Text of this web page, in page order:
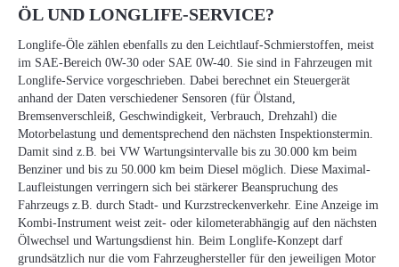
ÖL UND LONGLIFE-SERVICE?
Longlife-Öle zählen ebenfalls zu den Leichtlauf-Schmierstoffen, meist
im SAE-Bereich 0W-30 oder SAE 0W-40. Sie sind in Fahrzeugen mit
Longlife-Service vorgeschrieben. Dabei berechnet ein Steuergerät
anhand der Daten verschiedener Sensoren (für Ölstand,
Bremsenverschleiß, Geschwindigkeit, Verbrauch, Drehzahl) die
Motorbelastung und dementsprechend den nächsten Inspektionstermin.
Damit sind z.B. bei VW Wartungsintervalle bis zu 30.000 km beim
Benziner und bis zu 50.000 km beim Diesel möglich. Diese Maximal-
Laufleistungen verringern sich bei stärkerer Beanspruchung des
Fahrzeugs z.B. durch Stadt- und Kurzstreckenverkehr. Eine Anzeige im
Kombi-Instrument weist zeit- oder kilometerabhängig auf den nächsten
Ölwechsel und Wartungsdienst hin. Beim Longlife-Konzept darf
grundsätzlich nur die vom Fahrzeughersteller für den jeweiligen Motor